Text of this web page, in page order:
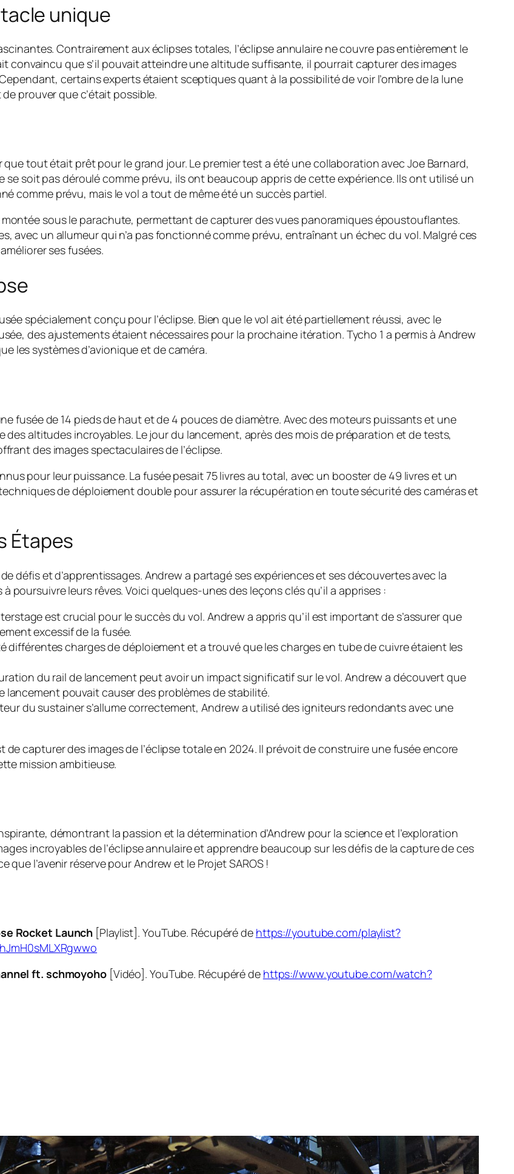
unique
Contrairement aux éclipses totales, l’éclipse annulaire ne couvre pas entièrement le
convaincu que s’il pouvait atteindre une altitude suffisante, il pourrait capturer des images
certains experts étaient sceptiques quant à la possibilité de voir l’ombre de la lune
prouver que c’était possible.
que tout était prêt pour le grand jour. Le premier test a été une collaboration avec Joe Barnard,
soit pas déroulé comme prévu, ils ont beaucoup appris de cette expérience. Ils ont utilisé un
comme prévu, mais le vol a tout de même été un succès partiel.
sous le parachute, permettant de capturer des vues panoramiques époustouflantes.
avec un allumeur qui n’a pas fonctionné comme prévu, entraînant un échec du vol. Malgré ces
ses fusées.
spécialement conçu pour l’éclipse. Bien que le vol ait été partiellement réussi, avec le
des ajustements étaient nécessaires pour la prochaine itération. Tycho 1 a permis à Andrew
les systèmes d’avionique et de caméra.
fusée de 14 pieds de haut et de 4 pouces de diamètre. Avec des moteurs puissants et une
altitudes incroyables. Le jour du lancement, après des mois de préparation et de tests,
des images spectaculaires de l’éclipse.
pour leur puissance. La fusée pesait 75 livres au total, avec un booster de 49 livres et un
de déploiement double pour assurer la récupération en toute sécurité des caméras et
Étapes
défis et d’apprentissages. Andrew a partagé ses expériences et ses découvertes avec la
poursuivre leurs rêves. Voici quelques-unes des leçons clés qu’il a apprises :
est crucial pour le succès du vol. Andrew a appris qu’il est important de s’assurer que
excessif de la fusée.
différentes charges de déploiement et a trouvé que les charges en tube de cuivre étaient les
du rail de lancement peut avoir un impact significatif sur le vol. Andrew a découvert que
lancement pouvait causer des problèmes de stabilité.
du sustainer s’allume correctement, Andrew a utilisé des igniteurs redondants avec une
de capturer des images de l’éclipse totale en 2024. Il prévoit de construire une fusée encore
mission ambitieuse.
démontrant la passion et la détermination d’Andrew pour la science et l’exploration
incroyables de l’éclipse annulaire et apprendre beaucoup sur les défis de la capture de ces
l’avenir réserve pour Andrew et le Projet SAROS !
Rocket Launch [Playlist]. YouTube. Récupéré de https://youtube.com/playlist?
ft. schmoyoho[Vidéo]. YouTube. Récupéré de https://www.youtube.com/watch?